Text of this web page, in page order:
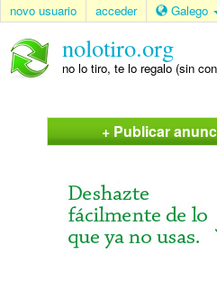
novo usuario acceder Galego
nolotiro.org
no lo tiro, te lo regalo (sin
+ Publicar